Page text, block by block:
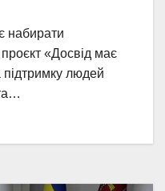
набирати
«Досвід має
людей